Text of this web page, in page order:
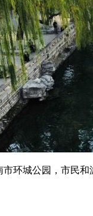
城公园，市民和